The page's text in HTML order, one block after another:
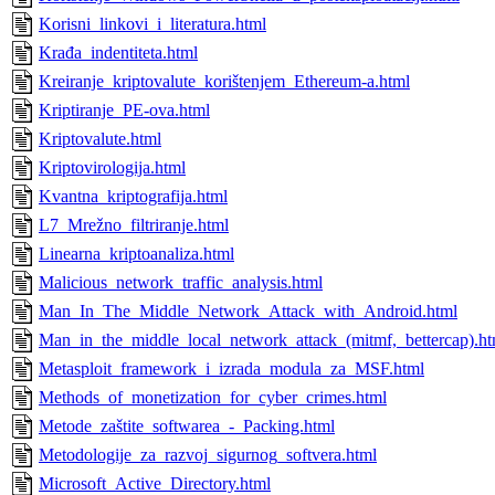
Korisni_linkovi_i_literatura.html
Krađa_indentiteta.html
Kreiranje_kriptovalute_korištenjem_Ethereum-a.html
Kriptiranje_PE-ova.html
Kriptovalute.html
Kriptovirologija.html
Kvantna_kriptografija.html
L7_Mrežno_filtriranje.html
Linearna_kriptoanaliza.html
Malicious_network_traffic_analysis.html
Man_In_The_Middle_Network_Attack_with_Android.html
Metasploit_framework_i_izrada_modula_za_MSF.html
Methods_of_monetization_for_cyber_crimes.html
Metode_zaštite_softwarea_-_Packing.html
Metodologije_za_razvoj_sigurnog_softvera.html
Microsoft_Active_Directory.html